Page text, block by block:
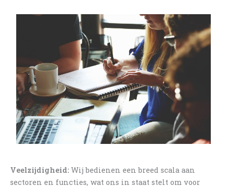
Veelzijdigheid: Wij bedienen een breed scala aan
sectoren en functies, wat ons in staat stelt om voor